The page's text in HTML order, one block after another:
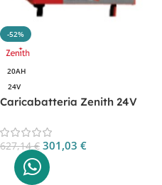
-52%
20AH
24V
Caricabatteria Zenith 24V
ZHF2420.LH
627,14€ 301,03 €
Aggiungi Al Carrello